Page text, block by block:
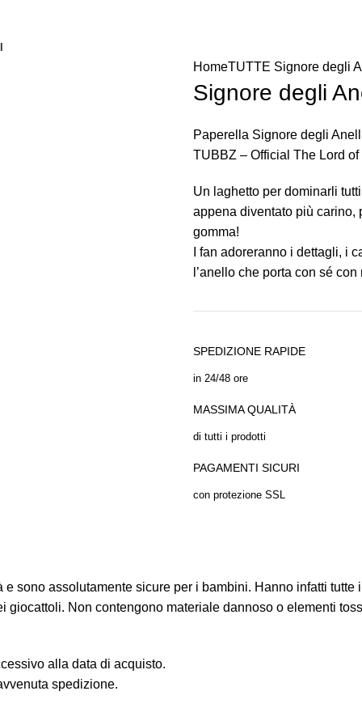
HomeTUTTE Signore degli
Signore degli
Paperella Signore degli
TUBBZ – Official The Lord
Un laghetto per dominarli
appena diventato più carino,
gomma!
I fan adoreranno i dettagli, i
l’anello che porta con sé
SPEDIZIONE RAPIDE
in 24/48 ore
MASSIMA QUALITÀ
di tutti i prodotti
PAGAMENTI SICURI
con protezione SSL
sono assolutamente sicure per i bambini. Hanno infatti
Non contengono materiale dannoso o elementi
alla data di acquisto.
spedizione.